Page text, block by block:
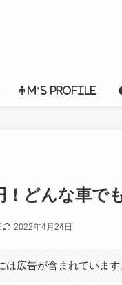
M’s profile
！どんな車で
2022年4月24日
は広告が含まれています